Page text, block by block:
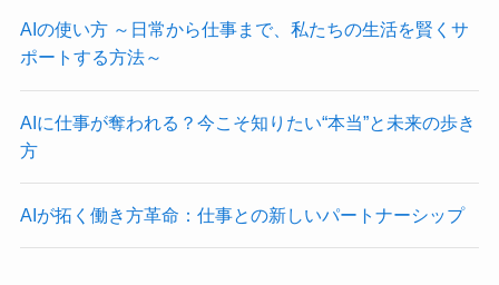
AIの使い方 ～日常から仕事まで、私たちの生活を賢くサ
ポートする方法～
AIに仕事が奪われる？今こそ知りたい“本当”と未来の歩き
方
AIが拓く働き方革命：仕事との新しいパートナーシップ